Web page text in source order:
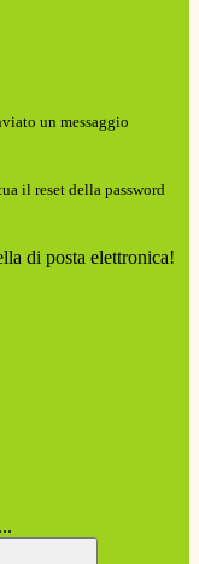
un messaggio
il reset della password
di posta elettronica!